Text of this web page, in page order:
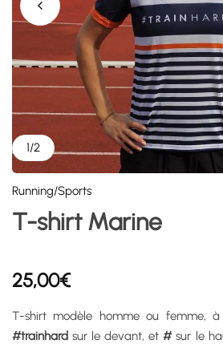
1/2
Running/Sports
T-shirt Marine
25,00€
T-shirt modèle homme ou femme,
#trainhard sur le devant, et #sur le